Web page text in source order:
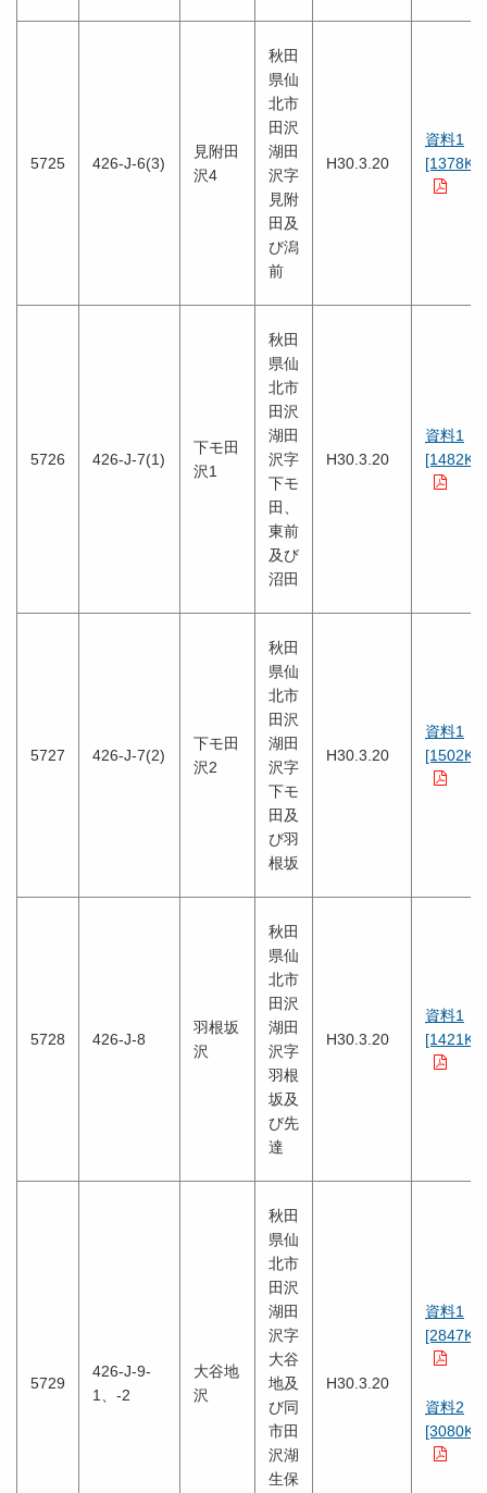
5725 426-J-6(3)
見附田
沢4
秋田
県仙
北市
田沢
湖田
沢字
見附
田及
び潟
前
H30.3.20
資料1
[1378KB]
5726 426-J-7(1)
下モ田
沢1
秋田
県仙
北市
田沢
湖田
沢字
下モ
田、
東前
及び
沼田
H30.3.20
資料1
[1482KB]
5727 426-J-7(2)
下モ田
沢2
秋田
県仙
北市
田沢
湖田
沢字
下モ
田及
び羽
根坂
H30.3.20
資料1
[1502KB]
5728 426-J-8
羽根坂
沢
秋田
県仙
北市
田沢
湖田
沢字
羽根
坂及
び先
達
H30.3.20
資料1
[1421KB]
5729
426-J-9-
1、-2
大谷地
沢
秋田
県仙
北市
田沢
湖田
沢字
大谷
地及
び同
市田
沢湖
生保
H30.3.20
資料1
[2847KB]
資料2
[3080KB]